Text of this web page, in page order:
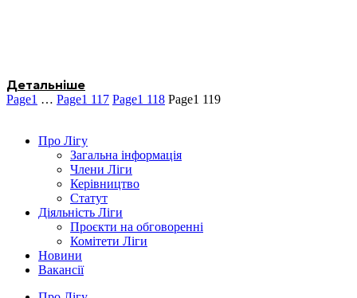
Детальніше
Page1 … Page1 117 Page1 118 Page1 119
Про Лігу
Загальна інформація
Члени Ліги
Керівництво
Статут
Діяльність Ліги
Проєкти на обговоренні
Комітети Ліги
Новини
Вакансії